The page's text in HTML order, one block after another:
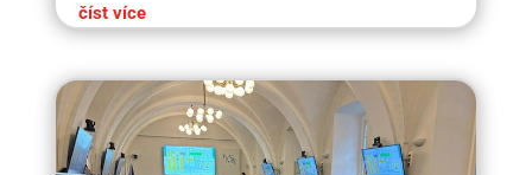
číst více